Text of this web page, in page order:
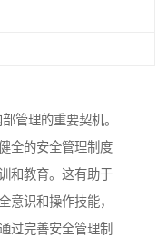
管理的重要契机。
全的安全管理制度
和教育。这有助于
意识和操作技能，
过完善安全管理制